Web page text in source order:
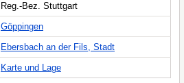
Reg.-Bez. Stuttgart
Göppingen
Ebersbach an der Fils, Stadt
Karte und Lage